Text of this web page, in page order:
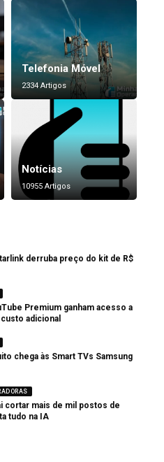
Telefonia Móvel
2334 Artigos
Notícias
10955 Artigos
derruba preço do kit de R$
Premium ganham acesso a
adicional
chega às Smart TVs Samsung
cortar mais de mil postos de
tudo na IA